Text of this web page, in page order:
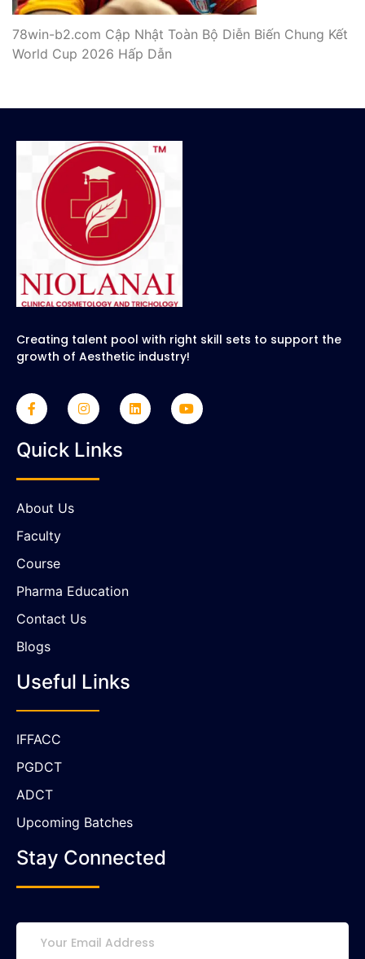
78win-b2.com Cập Nhật Toàn Bộ Diễn Biến Chung Kết
World Cup 2026 Hấp Dẫn
Creating talent pool with right skill sets to support the
growth of Aesthetic industry!
Quick Links
About Us
Faculty
Course
Pharma Education
Contact Us
Blogs
Useful Links
IFFACC
PGDCT
ADCT
Upcoming Batches
Stay Connected